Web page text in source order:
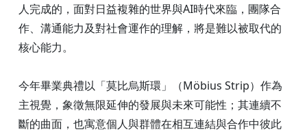
人完成的，面對日益複雜的世界與AI時代來臨，團隊合
作、溝通能力及對社會運作的理解，將是難以被取代的
核心能力。
今年畢業典禮以「莫比烏斯環」（Möbius Strip）作為
主視覺，象徵無限延伸的發展與未來可能性；其連續不
斷的曲面，也寓意個人與群體在相互連結與合作中彼此